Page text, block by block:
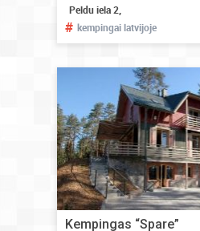
Peldu iela 2,
# kempingai latvijoje
Kempingas “Spare”